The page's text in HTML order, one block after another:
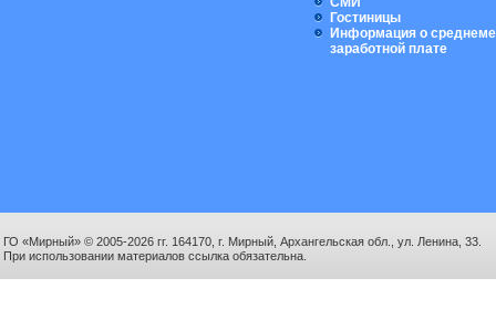
Гостиницы
Информация о
заработной плате
ГО «Мирный» © 2005-2026 гг. 164170, г. Мирный, Архангельская обл., ул. Ленина, 33.
При использовании материалов ссылка обязательна.